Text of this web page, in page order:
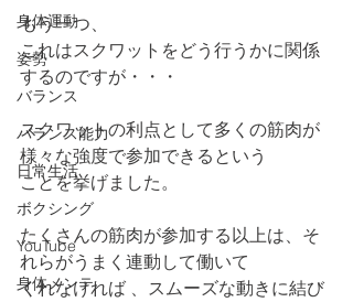
身体運動
姿勢
バランス
バランス能力
日常生活
ボクシング
YouTube
身体メンテ
もう一つ、
これはスクワットをどう行うかに関係
するのですが・・・
スクワットの利点として多くの筋肉が
様々な強度で参加できるという
ことを挙げました。
たくさんの筋肉が参加する以上は、そ
れらがうまく連動して働いて
くれなければ 、スムーズな動きに結び